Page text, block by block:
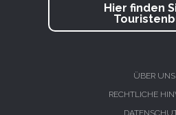
Hier finden
ÜBER UNS
RECHTLICHE